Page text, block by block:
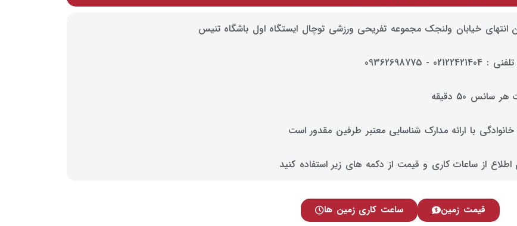
انتهای خیابان ولنجک مجموعه تفریحی ورزشی توچال ایستگاه اول باشگاه تنیس
- 09362698775
سانس 50 دقیقه
خانوادگی با ارائه مدارک شناسایی معتبر طرفین مقدور است
اطلاع از ساعات کاری و قیمت از دکمه های زیر استفاده کنید
قیمت زمین ساعت کاری زمین ها